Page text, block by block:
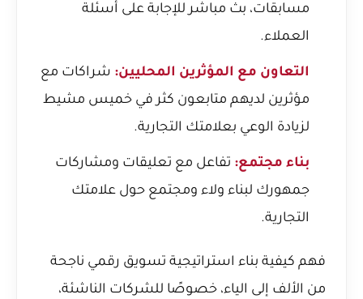
مسابقات، بث مباشر للإجابة على أسئلة
العملاء.
التعاون مع المؤثرين المحليين: شراكات مع
مؤثرين لديهم متابعون كثر في خميس مشيط
لزيادة الوعي بعلامتك التجارية.
بناء مجتمع: تفاعل مع تعليقات ومشاركات
جمهورك لبناء ولاء ومجتمع حول علامتك
التجارية.
فهم كيفية بناء استراتيجية تسويق رقمي ناجحة
من الألف إلى الياء، خصوصًا للشركات الناشئة،